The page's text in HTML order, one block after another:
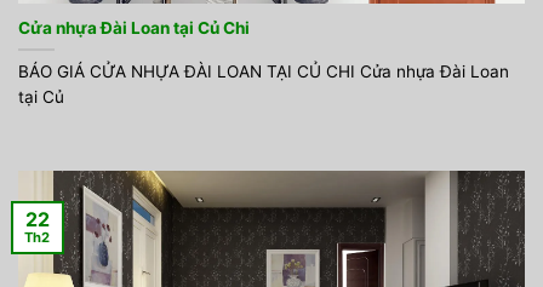
Cửa nhựa Đài Loan tại Củ Chi
BÁO GIÁ CỬA NHỰA ĐÀI LOAN TẠI CỦ CHI Cửa nhựa Đài Loan
tại Củ
22
Th2